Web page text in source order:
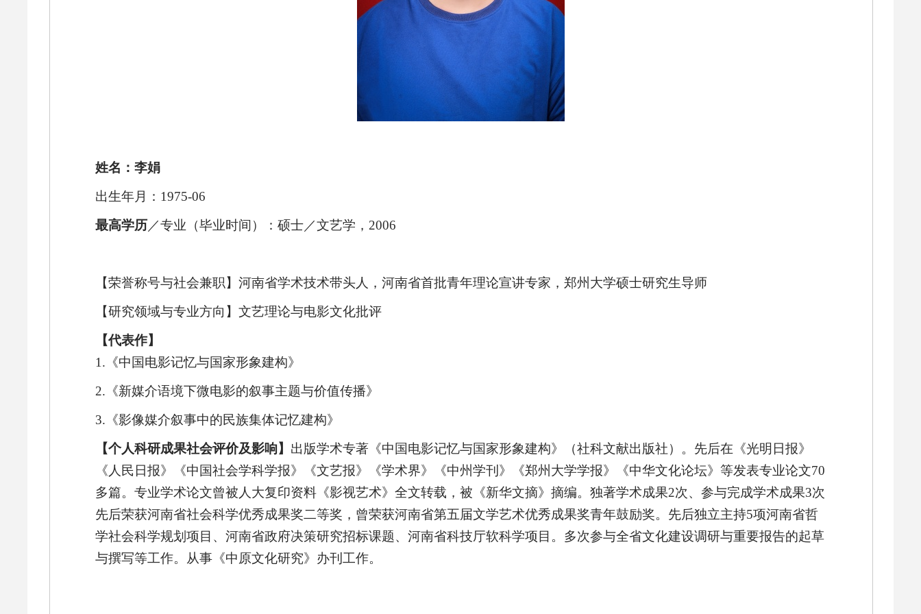
姓名：李娟
出生年月： 1975-06
最高学历／专业（毕业时间）：硕士／文艺学， 2006
【荣誉称号与社会兼职】河南省学术技术带头人，河南省首批青年理论宣讲专家，郑州大学硕士研究生导师
【研究领域与专业方向】文艺理论与电影文化批评
【代表作】
1.《中国电影记忆与国家形象建构》
2.《新媒介语境下微电影的叙事主题与价值传播》
3.《影像媒介叙事中的民族集体记忆建构》
【个人科研成果社会评价及影响】 出版学术专著《中国电影记忆与国家形象建构》（社科文献出版社）。先后在《光明日报》
《人民日报》《中国社会学科学报》《文艺报》《学术界》《中州学刊》《郑州大学学报》《中华文化论坛》等发表专业论文70
多篇。专业学术论文曾被人大复印资料《影视艺术》全文转载，被《新华文摘》摘编。独著学术成果2次、参与完成学术成果3次
先后荣获河南省社会科学优秀成果奖二等奖，曾荣获河南省第五届文学艺术优秀成果奖青年鼓励奖。先后独立主持5项河南省哲
学社会科学规划项目、河南省政府决策研究招标课题、河南省科技厅软科学项目。多次参与全省文化建设调研与重要报告的起草
与撰写等工作。从事《中原文化研究》办刊工作。